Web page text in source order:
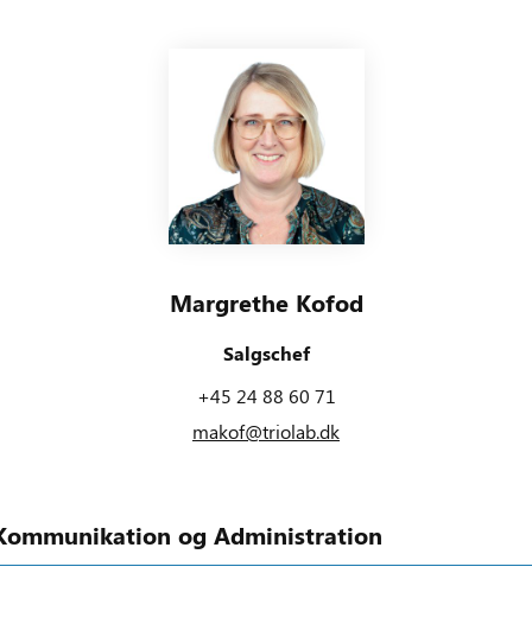
Margrethe Kofod
Salgschef
+45 24 88 60 71
makof@triolab.dk
og Administration